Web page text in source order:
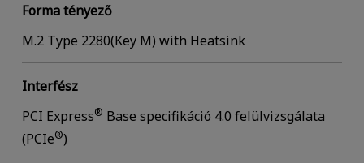
Forma tényező
M.2 Type 2280(Key M) with Heatsink
Interfész
PCI Express® Base specifikáció 4.0 felülvizsgálata
(PCIe®)